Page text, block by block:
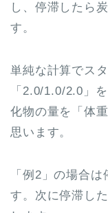
し、停滞したら
す。
単純な計算でス
「2.0/1.0/2.0」
化物の量を「体
思います。
「例2」の場合
す。次に停滞し